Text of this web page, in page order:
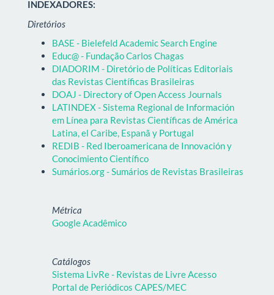
INDEXADORES:
Diretórios
BASE - Bielefeld Academic Search Engine
Educ@ - Fundação Carlos Chagas
DIADORIM - Diretório de Políticas Editoriais
das Revistas Científicas Brasileiras
DOAJ - Directory of Open Access Journals
LATINDEX - Sistema Regional de Información
em Línea para Revistas Científicas de América
Latina, el Caribe, Espanã y Portugal
REDIB - Red Iberoamericana de Innovación y
Conocimiento Científico
Sumários.org - Sumários de Revistas Brasileiras
Métrica
Google Acadêmico
Catálogos
Sistema LivRe - Revistas de Livre Acesso
Portal de Periódicos CAPES/MEC